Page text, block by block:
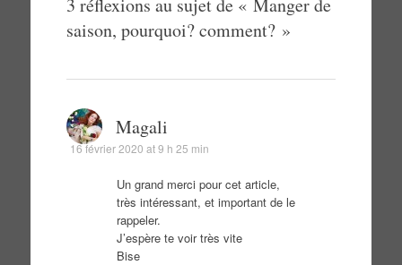
saison, pourquoi? comment?»
Magali
16 février 2020 at 9 h 25 min
Un grand merci pour cet article,
très intéressant, et important de le
rappeler.
J’espère te voir très vite
Bise